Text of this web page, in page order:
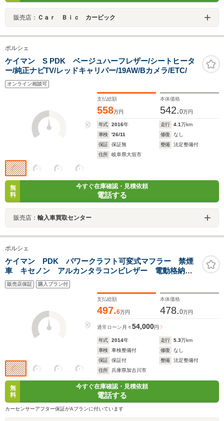
販売店： Ｃａｒ Ｂｉｃ カービック
ポルシェ
ケイマン S PDK ベージュハーフレザー/シートヒータ
ー/純正ナビTV/レッドキャリパー/19AW/Bカメラ/ETC/
オンライン相談可
支払総額
558万円
本体価格
542.0万円
年式 2016年 走行 4.1万km
車検
'26/11 修復
なし
保証
保証無 整備
法定整備付
住所
岐阜県大垣市
無
料
今すぐ在庫確認・見積依頼
電話する
販売店： 輸入車買取センター
ポルシェ
ケイマン PDK パワークラフト可変式マフラー 禁煙
車 キセノン アルカンタラコンビレザー 電動格納ミ
ラー オートエアコン シートヒーター 純正18インチ
アルミ バックカメラ パドルシフト ドライブレコー
販売店保証 購入プラン付
支払総額
497.6万円
本体価格
478.0万円
通常ローン 月々54,000円
年式 2014年 走行 5.3万km
車検
車検整備付 修復
なし
保証
保証付 整備
法定整備付
住所
兵庫県加古川市
無
料
今すぐ在庫確認・見積依頼
電話する
カーセンサーアフター保証がAプランに付いています